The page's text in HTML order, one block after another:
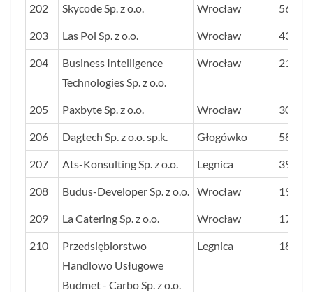
202 Skycode Sp. z o.o. Wrocław 56
203 Las Pol Sp. z o.o. Wrocław 43
204
Business Intelligence
Technologies Sp. z o.o.
Wrocław 21
205 Paxbyte Sp. z o.o. Wrocław 30
206 Dagtech Sp. z o.o. sp.k. Głogówko 58
207 Ats-Konsulting Sp. z o.o. Legnica 39
208 Budus-Developer Sp. z o.o. Wrocław 19
209 La Catering Sp. z o.o. Wrocław 17
210
Przedsiębiorstwo
Handlowo Usługowe
Budmet - Carbo Sp. z o.o.
Legnica 18